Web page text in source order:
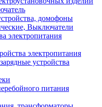
домофоны
Выключатели
электропитания
электропитания
устройства
питания